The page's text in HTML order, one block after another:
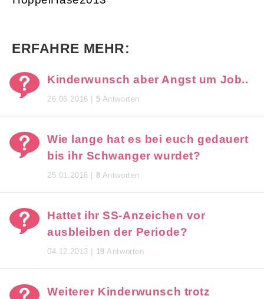
ERFAHRE MEHR:
Kinderwunsch aber Angst um Job..
26.06.2016 | 5 Antworten
Wie lange hat es bei euch gedauert
bis ihr Schwanger wurdet?
25.01.2016 | 8 Antworten
Hattet ihr SS-Anzeichen vor
ausbleiben der Periode?
04.12.2013 | 19 Antworten
Weiterer Kinderwunsch trotz